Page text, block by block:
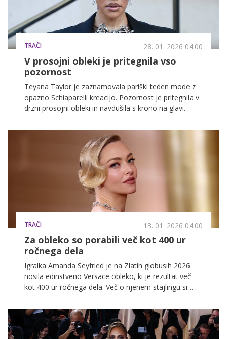
TRAČI 28. 01. 2026 04.00
V prosojni obleki je pritegnila vso
pozornost
Teyana Taylor je zaznamovala pariški teden mode z
opazno Schiaparelli kreacijo. Pozornost je pritegnila v
drzni prosojni obleki in navdušila s krono na glavi.
TRAČI 13. 01. 2026 04.00
Za obleko so porabili več kot 400 ur
ročnega dela
Igralka Amanda Seyfried je na Zlatih globusih 2026
nosila edinstveno Versace obleko, ki je rezultat več
kot 400 ur ročnega dela. Več o njenem stajlingu si